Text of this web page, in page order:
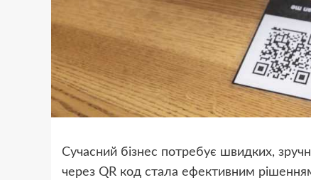
Сучасний бізнес потребує швидких,
через QR код стала ефективним